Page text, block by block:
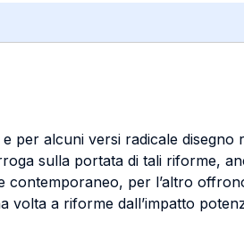
per alcuni versi radicale
sulla portata di tali riforme,
per l’altro
a riforme dall’impatto